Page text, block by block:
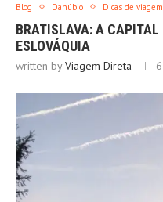
Blog Danúbio Dicas de viagem
BRATISLAVA: A CAPITAL
ESLOVÁQUIA
written byViagem Direta